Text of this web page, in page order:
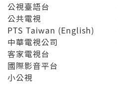
公視臺語台
公共電視
PTS Taiwan (English)
中華電視公司
客家電視台
國際影音平台
小公視